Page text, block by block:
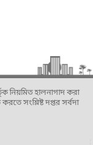
নিয়মিত হালনাগাদ করা
সংশ্লিষ্ট দপ্তর সর্বদা